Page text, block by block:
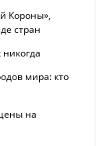
Короны»,
стран
мира: кто
на